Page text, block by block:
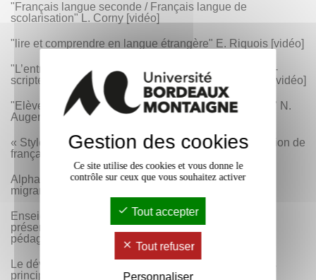
"Français langue seconde / Français langue de
scolarisation" L. Corny [vidéo]
"lire et comprendre en langue étrangère" E. Riquois [vidéo]
"L’entrée dans l’écrit des adultes peu ou non lecteurs-
scripteurs en français langue seconde". L. Le Ferrec [vidéo]
"Elèves allophones et pratiques de classe inclusives" N.
Auger [vidéo]
« Styles d’enseignement et d’apprentissage en situation de
français langue seconde » F. Chnane Davin [vidéo]
Alphabétisation et formation linguistique des adultes
migrants
Enseigner le FLE-FLS en classes hétérogènes :
présentation d’un dispositif hybride de différenciation
pédagogique"(Vidéo)
Le développement des compétences orales selon les
principes de l’Approche Neurolinguistique
Gestion des cookies
Ce site utilise des cookies et vous donne le
contrôle sur ceux que vous souhaitez activer
Tout accepter
Tout refuser
Personnaliser